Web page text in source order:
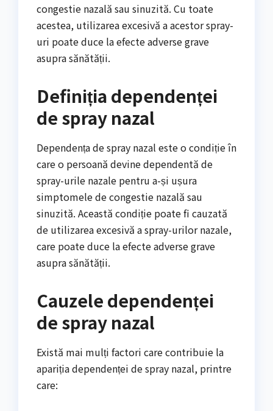
congestie nazală sau sinuzită. Cu toate
acestea, utilizarea excesivă a acestor spray-
uri poate duce la efecte adverse grave
asupra sănătății.
Definiția dependenței
de spray nazal
Dependența de spray nazal este o condiție în
care o persoană devine dependentă de
spray-urile nazale pentru a-și ușura
simptomele de congestie nazală sau
sinuzită. Această condiție poate fi cauzată
de utilizarea excesivă a spray-urilor nazale,
care poate duce la efecte adverse grave
asupra sănătății.
Cauzele dependenței
de spray nazal
Există mai mulți factori care contribuie la
apariția dependenței de spray nazal, printre
care: